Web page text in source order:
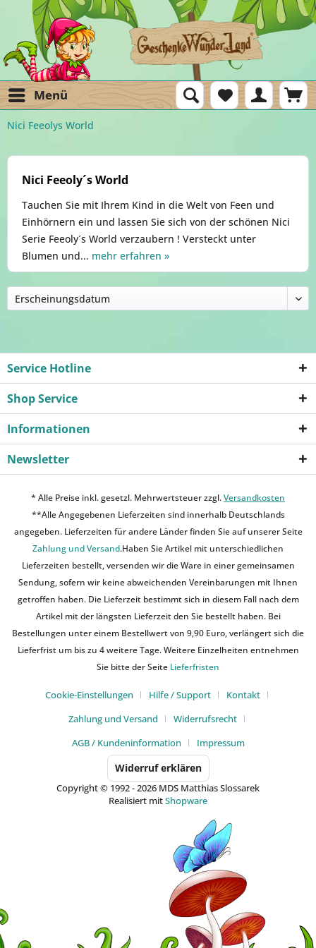
Menü
Nici Feeolys World
Nici Feeoly´s World
Tauchen Sie mit Ihrem Kind in die Welt von Feen und
Einhörnern ein und lassen Sie sich von der schönen Nici
Serie Feeoly´s World verzaubern ! Versteckt unter
Blumen und... mehr erfahren »
Service Hotline
Shop Service
Informationen
Newsletter
* Alle Preise inkl. gesetzl. Mehrwertsteuer zzgl.Versandkosten
**Alle Angegebenen Lieferzeiten sind innerhalb Deutschlands
angegeben. Lieferzeiten für andere Länder finden Sie auf unserer Seite
Zahlung und Versand.Haben Sie Artikel mit unterschiedlichen
Lieferzeiten bestellt, versenden wir die Ware in einer gemeinsamen
Sendung, sofern wir keine abweichenden Vereinbarungen mit Ihnen
getroffen haben. Die Lieferzeit bestimmt sich in diesem Fall nach dem
Artikel mit der längsten Lieferzeit den Sie bestellt haben. Bei
Bestellungen unter einem Bestellwert von 9,90 Euro, verlängert sich die
Lieferfrist um bis zu 4 weitere Tage. Weitere Einzelheiten entnehmen
Sie bitte der Seite Lieferfristen
Cookie-Einstellungen Hilfe / Support
Kontakt
Zahlung und Versand
Widerrufsrecht
AGB / Kundeninformation
Impressum
Widerruf erklären
Copyright © 1992 - 2026 MDS Matthias Slossarek
Realisiert mitShopware